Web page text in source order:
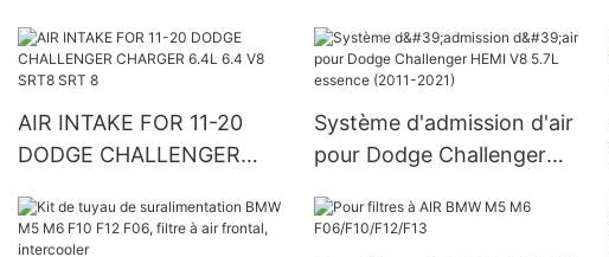
avec double filtre
AIR INTAKE FOR 11-20
DODGE CHALLENGER
SRT8 SRT 8
Système d'admission d'air
pour Dodge Challenger
(2011-2021)